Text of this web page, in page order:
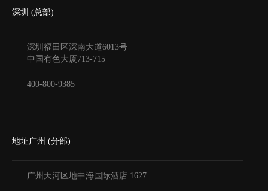
深圳 (总部)
深圳福田区深南大道6013号
中国有色大厦713-715
400-800-9385
地址广州 (分部)
广州天河区地中海国际酒店 1627